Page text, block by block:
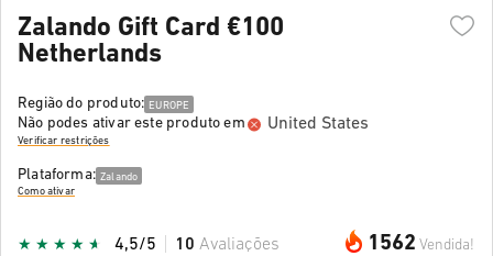
Zalando Gift Card €100
Netherlands
Região do produto: EUROPE
Não podes ativar este produto em United States
Verificar restrições
Plataforma: Zalando
Como ativar
1562 Vendida!
4,5/5 10 Avaliações